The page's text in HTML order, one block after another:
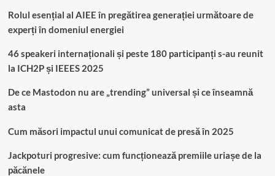
Rolul esențial al AIEE în pregătirea generației următoare de
experți în domeniul energiei
46 speakeri internaționali și peste 180 participanți s-au reunit
la ICH2P și IEEES 2025
De ce Mastodon nu are „trending” universal și ce înseamnă
asta
Cum măsori impactul unui comunicat de presă în 2025
Jackpoturi progresive: cum funcționează premiile uriașe de la
păcănele